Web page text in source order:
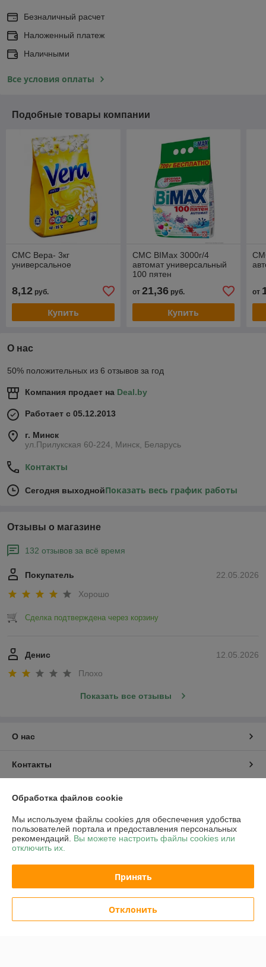
Безналичный расчет
Наложенный платеж
Наличными
Все условия оплаты
Подобные товары компании
СМС Вера- 3кг
универсальное
8,12 руб.
Купить
СМС BIMax 3000г/4
автомат универсальный
100 пятен
от 21,36руб.
Купить
от
О нас
50% положительных из 6 отзывов за год
Компания продает на Deal.by
Работает с 05.12.2013
г. Минск
ул.Прилукская 60-224, Минск, Беларусь
Контакты
Сегодня выходнойПоказать весь график работы
Отзывы о магазине
132 отзывов за всё время
22.05.2026
Покупатель
Хорошо
Сделка подтверждена через корзину
12.05.2026
Денис
Плохо
Показать все отзывы
О нас
Контакты
График работы
Полная версия сайта
Политика обработки cookies
Обработка файлов cookie
Мы используем файлы cookies для обеспечения удобства
пользователей портала и предоставления персональных
рекомендаций. Вы можете настроить файлы cookies или
отключить их.
Принять
Отклонить